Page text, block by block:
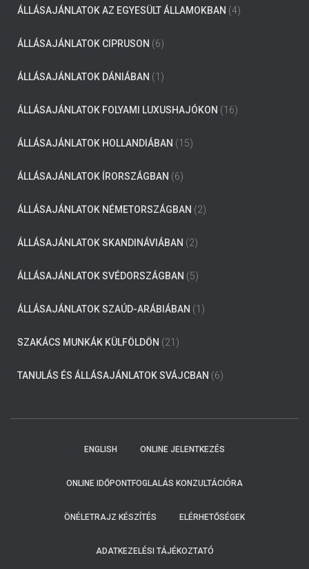
ÁLLÁSAJÁNLATOK AZ EGYESÜLT ÁLLAMOKBAN (4)
ÁLLÁSAJÁNLATOK CIPRUSON (6)
ÁLLÁSAJÁNLATOK DÁNIÁBAN (1)
ÁLLÁSAJÁNLATOK FOLYAMI LUXUSHAJÓKON (16)
ÁLLÁSAJÁNLATOK HOLLANDIÁBAN (15)
ÁLLÁSAJÁNLATOK ÍRORSZÁGBAN (6)
ÁLLÁSAJÁNLATOK NÉMETORSZÁGBAN (2)
ÁLLÁSAJÁNLATOK SKANDINÁVIÁBAN (2)
ÁLLÁSAJÁNLATOK SVÉDORSZÁGBAN (5)
ÁLLÁSAJÁNLATOK SZAÚD-ARÁBIÁBAN (1)
SZAKÁCS MUNKÁK KÜLFÖLDÖN (21)
TANULÁS ÉS ÁLLÁSAJÁNLATOK SVÁJCBAN (6)
ENGLISH ONLINE JELENTKEZÉS
ONLINE IDŐPONTFOGLALÁS KONZULTÁCIÓRA
ÖNÉLETRAJZ KÉSZÍTÉS ELÉRHETŐSÉGEK
ADATKEZELÉSI TÁJÉKOZTATÓ